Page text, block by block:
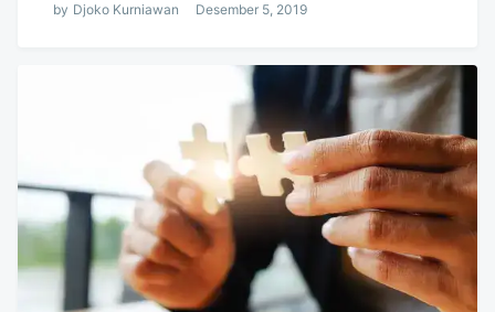
by Djoko Kurniawan Desember 5, 2019